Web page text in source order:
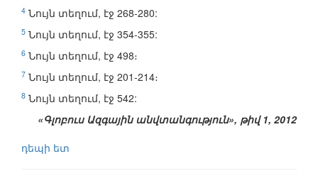
4 Նույն տեղում, էջ 268-280:
5 Նույն տեղում, էջ 354-355:
6 Նույն տեղում, էջ 498։
7 Նույն տեղում, էջ 201-214։
8 Նույն տեղում, էջ 542:
«Գլոբուս Ազգային անվտանգություն», թիվ 1, 2012
դեպի ետ